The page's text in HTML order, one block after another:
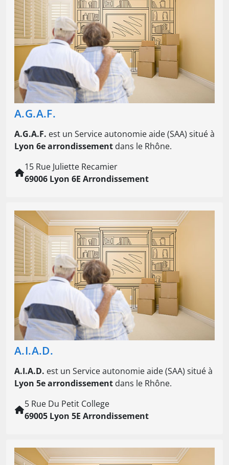
A.G.A.F.
A.G.A.F. est un Service autonomie aide (SAA) situé à
Lyon 6e arrondissement dans le Rhône.
15 Rue Juliette Recamier
69006 Lyon 6E Arrondissement
A.I.A.D.
A.I.A.D. est un Service autonomie aide (SAA) situé à
Lyon 5e arrondissement dans le Rhône.
5 Rue Du Petit College
69005 Lyon 5E Arrondissement